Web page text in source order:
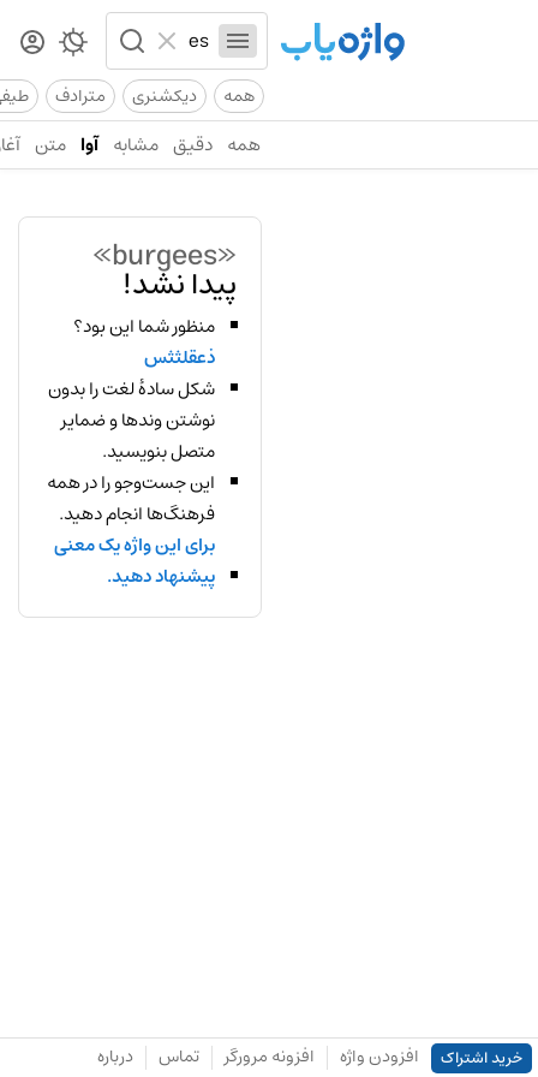
همه دیکشنری مترادف
همه دقیق مشابه آوا متن
«burgees»
پیدا نشد!
منظور شما این بود؟
ذعقلثثس
شکل سادهٔ لغت را بدون
نوشتن وندها و ضمایر
متصل بنویسید.
این جست‌وجو را در همه
فرهنگ‌ها انجام دهید.
برای این واژه یک معنی
پیشنهاد دهید.
خرید اشتراک افزودن واژه افزونه مرورگر تماس درباره